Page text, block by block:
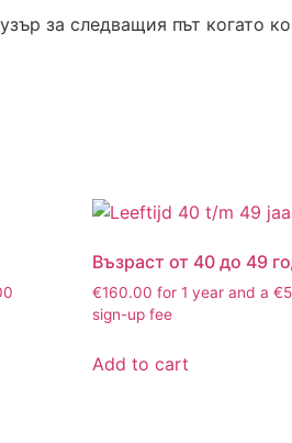
за следващия път когато
Възраст от 40 до 49
€160.00 for 1 year and a€
sign-up fee
Add to cart